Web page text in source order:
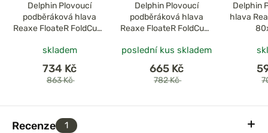
Delphin Plovoucí
podběráková hlava
Reaxe FloateR FoldCube
skladem
734 Kč
863 Kč
Delphin Plovoucí
podběráková hlava
Reaxe FloateR FoldCube
poslední kus skladem
665 Kč
782 Kč
Delphin
hlava
Recenze 1